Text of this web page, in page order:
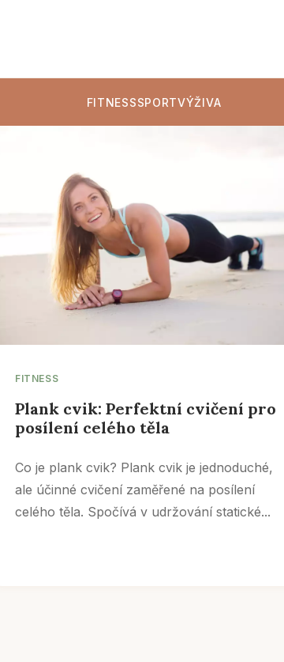
FITNESSSPORTVÝŽIVA
FITNESS
Plank cvik: Perfektní cvičení pro
posílení celého těla
Co je plank cvik? Plank cvik je jednoduché,
ale účinné cvičení zaměřené na posílení
celého těla. Spočívá v udržování statické...